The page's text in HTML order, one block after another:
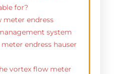
for?
meter endress
system
endress hauser
vortex flow meter